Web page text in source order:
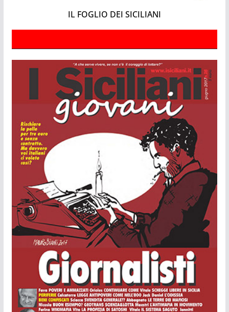
IL FOGLIO DEI SICILIANI